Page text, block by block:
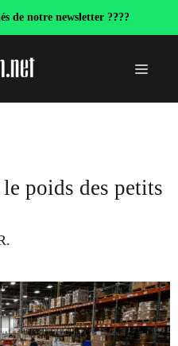
de notre newsletter ????
Menu
poids des petits